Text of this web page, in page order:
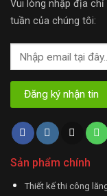
Vui lòng nhập địa
tuần của chúng tôi:
Sản phẩm chính
Thiết kế thi công